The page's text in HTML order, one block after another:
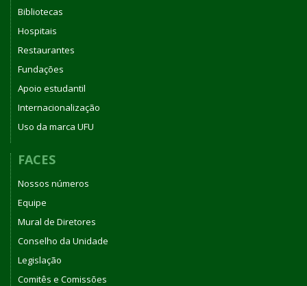
Bibliotecas
Hospitais
Restaurantes
Fundações
Apoio estudantil
Internacionalização
Uso da marca UFU
FACES
Nossos números
Equipe
Mural de Diretores
Conselho da Unidade
Legislação
Comitês e Comissões